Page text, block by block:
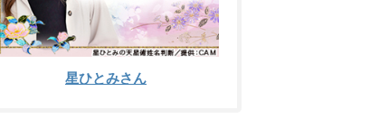
星ひとみさん